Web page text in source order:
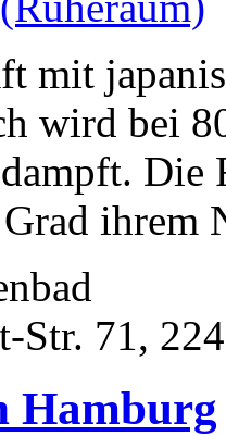
mit
wird bei
Die
ihrem
Str. 71,
Hamburg